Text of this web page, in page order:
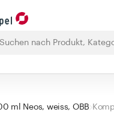
ml Neos, weiss, OBB